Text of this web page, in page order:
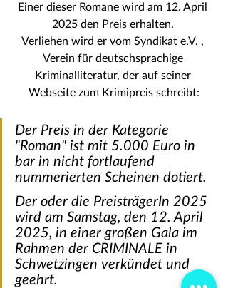
Einer dieser Romane wird am 12. April
2025 den Preis erhalten.
Verliehen wird er vom Syndikat e.V. ,
Verein für deutschsprachige
Kriminalliteratur, der auf seiner
Webseite zum Krimipreis schreibt:
Der Preis in der Kategorie
"Roman" ist mit 5.000 Euro in
bar in nicht fortlaufend
nummerierten Scheinen dotiert.
Der oder die PreisträgerIn 2025
wird am Samstag, den 12. April
2025, in einer großen Gala im
Rahmen der CRIMINALE in
Schwetzingen verkündet und
geehrt.